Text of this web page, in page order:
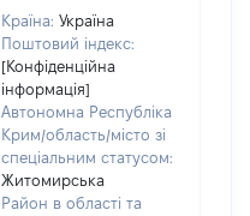
Країна: Україна
Поштовий індекс:
[Конфіденційна
інформація]
Автономна Республіка
Крим/область/місто зі
спеціальним статусом:
Житомирська
Район в області та